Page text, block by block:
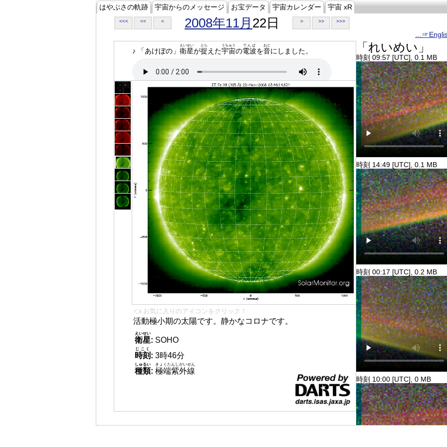
はやぶさの軌跡 宇宙からのメッセージ お宝データ 宇宙カレンダー 宇宙 xR
<<< << < 2008年11月 22日 > >> >>>
♪ 「あけぼの」 衛星
えいせい
が捉
とら
えた宇宙
うちゅう
の電波
でんぱ
を音
おと
にしました。
👈 お気に入りのアイコンをクリック！
活動極小期の太陽です。静かなコロナです。
衛星
えいせい
: SOHO
時刻
じこく
: 3時46分
種類
しゅるい
: 極端紫外線
きょくたんしがいせん
「れいめい」
時刻 09:57 [UTC], 0.1 MB
時刻 14:49 [UTC], 0.1 MB
時刻 00:17 [UTC], 0.2 MB
時刻 10:00 [UTC], 0 MB